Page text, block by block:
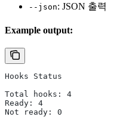
--json: JSON 출력
Example output:
Hooks Status
Total hooks: 4
Ready: 4
Not ready: 0